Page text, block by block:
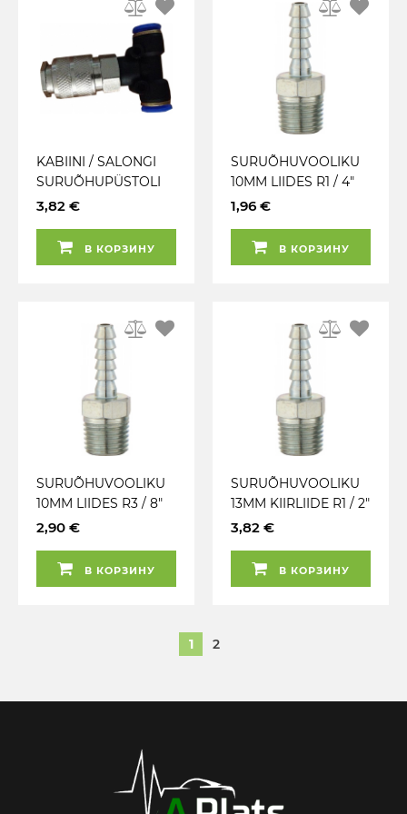
KABIINI / SALONGI
SURUÕHUPÜSTOLI
KIIRLIIDE
3,82 €
В КОРЗИНУ
SURUÕHUVOOLIKU
10MM LIIDES R1 / 4"
VÄLISKEERMEGA PCL
1,96 €
В КОРЗИНУ
SURUÕHUVOOLIKU
10MM LIIDES R3 / 8"
VÄLISKEERMEGA PCL
2,90 €
В КОРЗИНУ
SURUÕHUVOOLIKU
13MM KIIRLIIDE R1 / 2"
VÄLISKEERMEGA PCL
3,82 €
В КОРЗИНУ
1 2